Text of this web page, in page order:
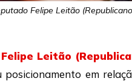
Felipe Leitão
Felipe Leitão
posicionamento em